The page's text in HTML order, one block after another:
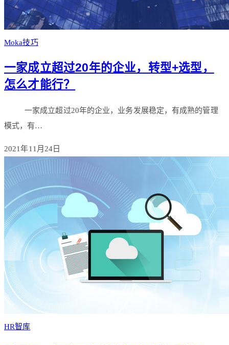
Moka技巧
一家成立超过20年的企业，转型+选型，
怎么才能行？
一家成立超过20年的企业，业务发展稳定，有成熟的管理
模式，有…
2021年11月24日
HR智库